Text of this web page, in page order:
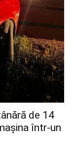
de 14
într-un